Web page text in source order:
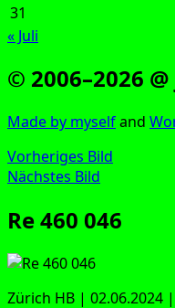
31
« Juli
© 2006–2026
Made by mys­elfand
Vorheriges Bild
Nächstes Bild
Re 460 046
Zürich HB | 02.06.2024